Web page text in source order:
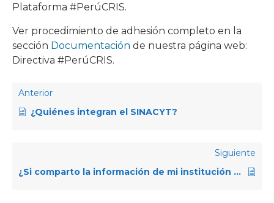
Plataforma #PerúCRIS.
Ver procedimiento de adhesión completo en la
sección Documentación de nuestra página web:
Directiva #PerúCRIS.
Anterior
¿Quiénes integran el SINACYT?
Siguiente
¿Si comparto la información de mi institución a través del Subsistema de carga y edición de datos de la Plataforma #PerúCRIS, por qué no visualizo los ítems cargados en los respectivos directorios de la Plataforma?